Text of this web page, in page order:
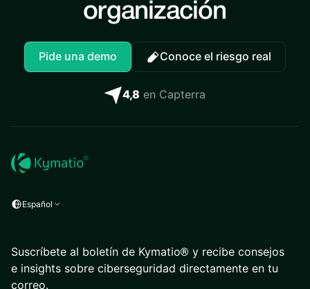
organización
Pide una demo Conoce el riesgo real
4,8 en Capterra
Español
Suscríbete al boletín de Kymatio® y recibe consejos
e insights sobre ciberseguridad directamente en tu
correo.